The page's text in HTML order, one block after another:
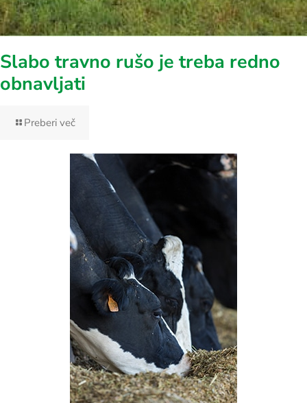
Slabo travno rušo je treba redno
obnavljati
Preberi več